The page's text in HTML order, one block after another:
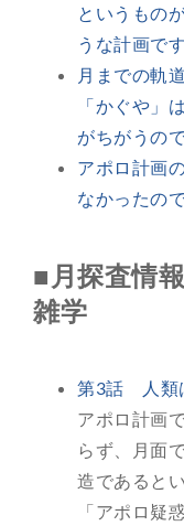
というもの
うな計画で
月までの軌
「かぐや」
がちがうの
アポロ計画
なかったの
■月探査情
雑学
第3話 人類
アポロ計画
らず、月面
造であると
「アポロ疑